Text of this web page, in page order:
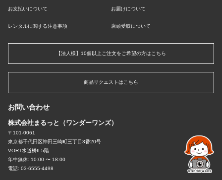
お支払いについて お届けについて
レンタルに関する注意事項 店頭受取について
【法人様】10個以上ご注文をご希望の方はこちら
商品リクエストはこちら
お問い合わせ
株式会社まるっと（ワンダーワンズ）
〒101-0061
東京都千代田区神田三崎町三丁目3番20号
VORT水道橋II 5階
年中無休: 10:00 〜 18:00
電話: 03-6555-4498